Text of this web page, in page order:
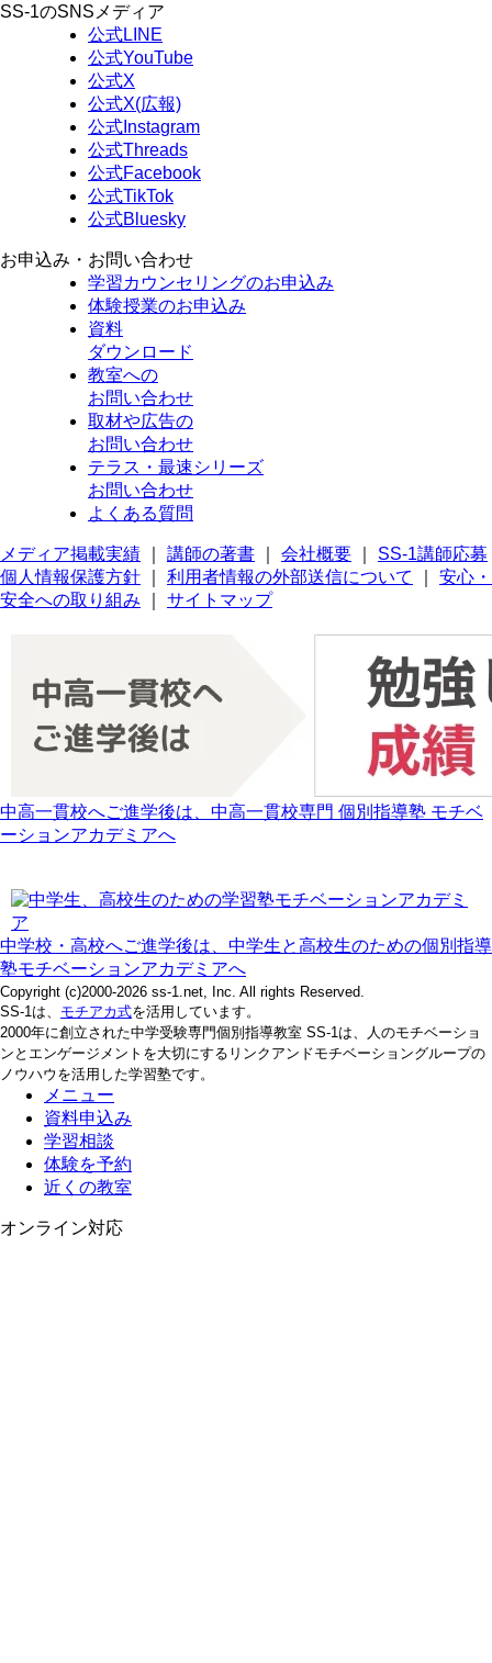
SS-1のSNSメディア
公式LINE
公式YouTube
公式X
公式X(広報)
公式Instagram
公式Threads
公式Facebook
公式TikTok
公式Bluesky
お申込み・お問い合わせ
学習カウンセリングのお申込み
体験授業のお申込み
資料
ダウンロード
教室への
お問い合わせ
取材や広告の
お問い合わせ
テラス・最速シリーズ
お問い合わせ
よくある質問
メディア掲載実績 講師の著書 会社概要
SS-1講師応募
個人情報保護方針
利用者情報の外部送信について
安心・
安全への取り組み
サイトマップ
中高一貫校へご進学後は、中高一貫校専門 個別指導塾 モチベ
ーションアカデミアへ
中学校・高校へご進学後は、中学生と高校生のための個別指導
塾モチベーションアカデミアへ
Copyright (c)2000-2026 ss-1.net, Inc. All rights Reserved.
SS-1は、 モチアカ式を活用しています。
2000年に創立された中学受験専門個別指導教室 SS-1は、人のモチベーショ
ンとエンゲージメントを大切にするリンクアンドモチベーショングループの
ノウハウを活用した学習塾です。
メニュー
資料申込み
学習相談
体験を予約
近くの教室
オンライン対応